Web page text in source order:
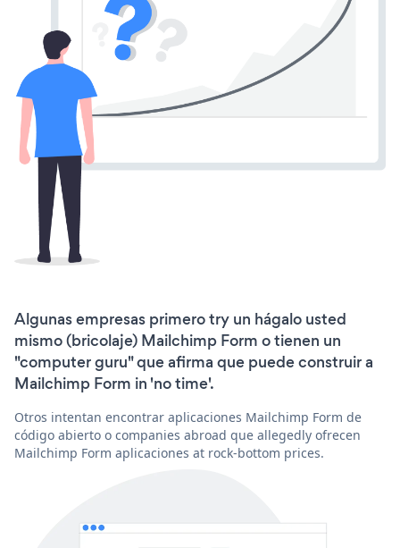
Algunas empresas primero try un hágalo usted
mismo (bricolaje) Mailchimp Form o tienen un
"computer guru" que afirma que puede construir a
Mailchimp Form in 'no time'.
Otros intentan encontrar aplicaciones Mailchimp Form de
código abierto o companies abroad que allegedly ofrecen
Mailchimp Form aplicaciones at rock-bottom prices.